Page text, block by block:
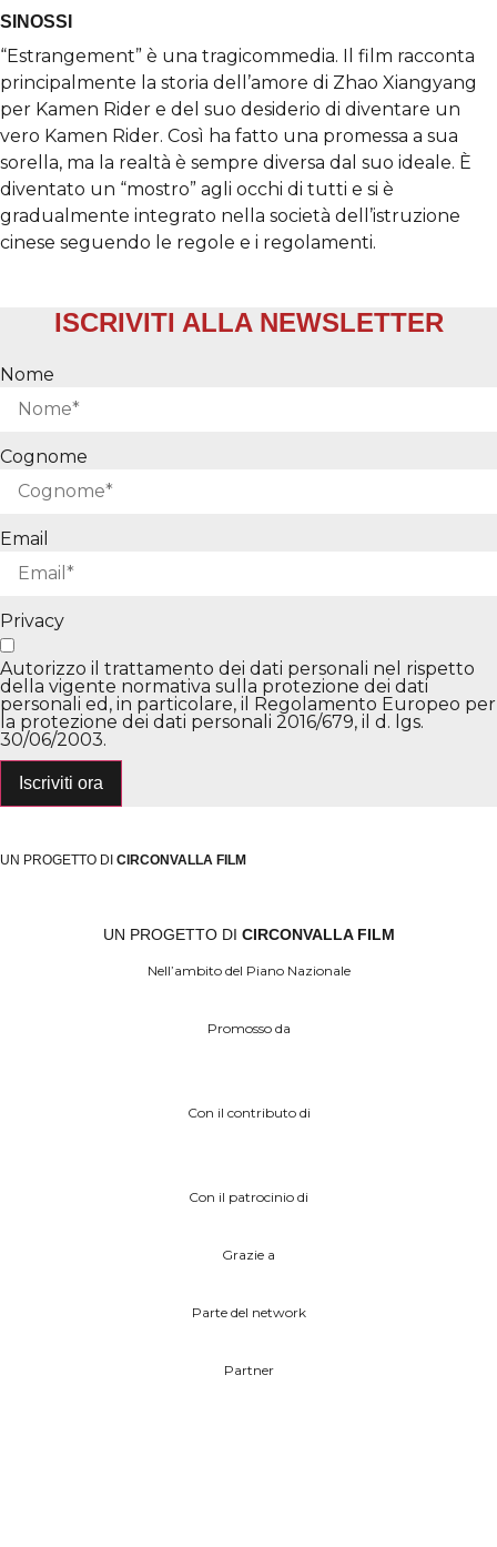
SINOSSI
“Estrangement” è una tragicommedia. Il film racconta
principalmente la storia dell’amore di Zhao Xiangyang
per Kamen Rider e del suo desiderio di diventare un
vero Kamen Rider. Così ha fatto una promessa a sua
sorella, ma la realtà è sempre diversa dal suo ideale. È
diventato un “mostro” agli occhi di tutti e si è
gradualmente integrato nella società dell’istruzione
cinese seguendo le regole e i regolamenti.
ISCRIVITI ALLA NEWSLETTER
Nome
Cognome
Email
Privacy
Autorizzo il trattamento dei dati personali nel rispetto
della vigente normativa sulla protezione dei dati
personali ed, in particolare, il Regolamento Europeo per
la protezione dei dati personali 2016/679, il d. lgs.
30/06/2003.
Iscriviti ora
UN PROGETTO DI CIRCONVALLA FILM
UN PROGETTO DI CIRCONVALLA FILM
Nell’ambito del Piano Nazionale
Promosso da
Con il contributo di
Con il patrocinio di
Grazie a
Parte del network
Partner